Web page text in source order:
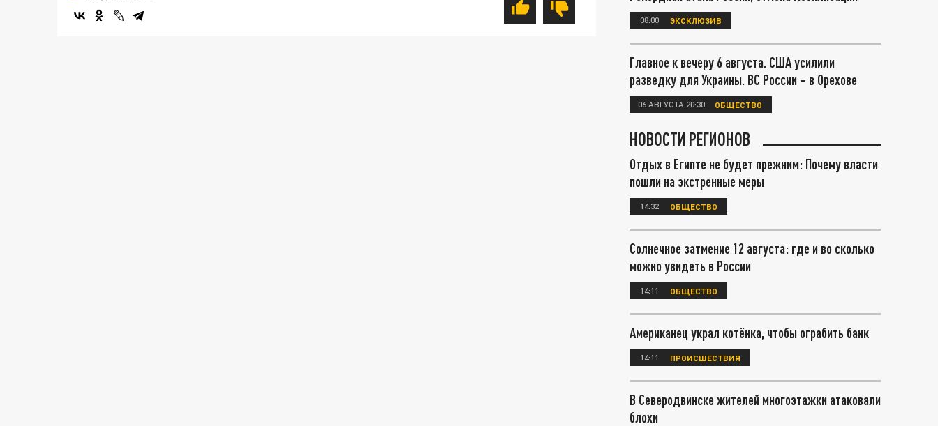
08:00 ЭКСКЛЮЗИВ
Главное к вечеру 6 августа. США усилили
разведку для Украины. ВС России – в Орехове
06 АВГУСТА 20:30 ОБЩЕСТВО
НОВОСТИ РЕГИОНОВ
Отдых в Египте не будет прежним: Почему власти
пошли на экстренные меры
14:32 ОБЩЕСТВО
Солнечное затмение 12 августа: где и во сколько
можно увидеть в России
14:11 ОБЩЕСТВО
Американец украл котёнка, чтобы ограбить банк
14:11 ПРОИСШЕСТВИЯ
В Северодвинске жителей многоэтажки атаковали
блохи